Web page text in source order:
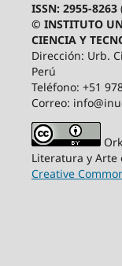
ISSN: 2955-8263
© INSTITUTO
CIENCIA Y
Dirección: Urb.
Perú
Teléfono: +51
Correo:
Literatura y Arte
Creative